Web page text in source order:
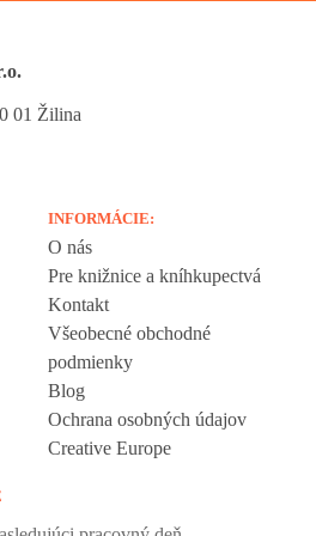
01 Žilina
INFORMÁCIE:
O nás
Pre knižnice a kníhkupectvá
Kontakt
Všeobecné obchodné
podmienky
Blog
Ochrana osobných údajov
Creative Europe